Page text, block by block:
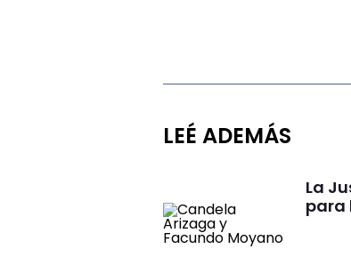
LEÉ ADEMÁS
La
para